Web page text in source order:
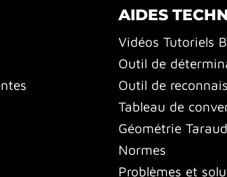
AIDES
Vidéos Tutoriels
Outil de
Outil de
Tableau de
Géométrie
Normes
Problèmes et